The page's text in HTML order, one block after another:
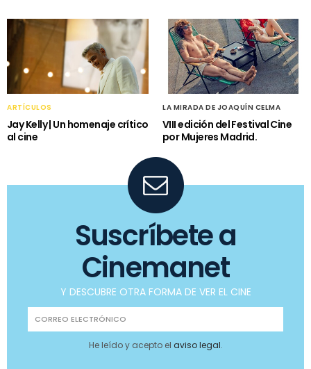
ARTÍCULOS
Jay Kelly | Un homenaje crítico
al cine
LA MIRADA DE JOAQUÍN CELMA
VIII edición del Festival Cine
por Mujeres Madrid.
Suscríbete a
Cinemanet
Y DESCUBRE OTRA FORMA DE VER EL CINE
He leído y acepto el aviso legal.